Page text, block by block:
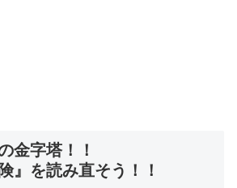
金字塔！！
』を読み直そう！！